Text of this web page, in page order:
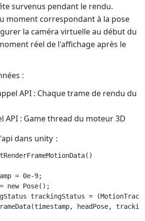
survenus pendant le rendu.
moment correspondant à la pose
la caméra virtuelle au début du
réel de l'affichage après le
:
API : Chaque trame de rendu du
API : Game thread du moteur 3D
dans unity：
= 0e-9;
new Pose();
trackingStatus =
headPose,